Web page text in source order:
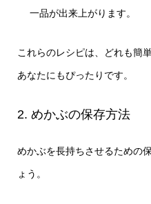
一品が出来上がります。
これらのレシピは、どれも簡
あなたにもぴったりです。
2. めかぶの保存方法
めかぶを長持ちさせるための
ょう。